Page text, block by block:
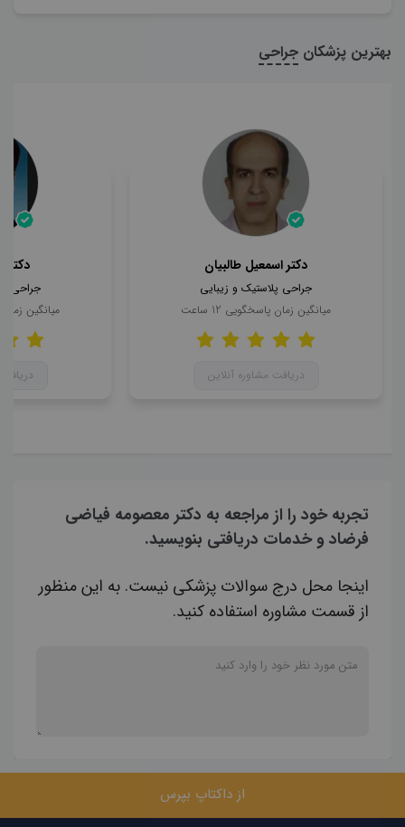
بهترین پزشکان جراحی
دکتر اسمعیل طالبیان
جراحی پلاستیک و زیبایی
میانگین زمان پاسخگویی 12 ساعت
دریافت مشاوره آنلاین
دکتر
جراحی
میانگین
تجربه خود را از مراجعه به دکتر معصومه فیاضی
فرضاد و خدمات دریافتی بنویسید.
اینجا محل درج سوالات پزشکی نیست. به این منظور
از قسمت مشاوره استفاده کنید.
از داکتاپ بپرس